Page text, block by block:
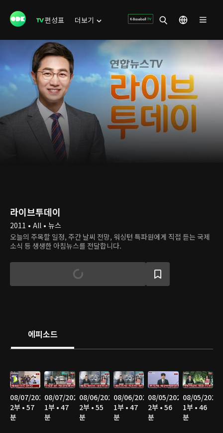
편성표 더보기
라이브투데이
2011 • All • 뉴스
오늘의 주목할 일정, 주간 날씨 전망, 워싱턴 특파원에게 직접 듣는 국제
소식 등 생생한 아침뉴스를 전달합니다.
에피소드
08/07/2026
2부 • 57
분
08/07/2026
1부 • 47
분
08/06/2026
2부 • 55
분
08/06/2026
1부 • 47
분
08/05/2026
2부 • 56
분
08/05/2026
1부 • 46
분